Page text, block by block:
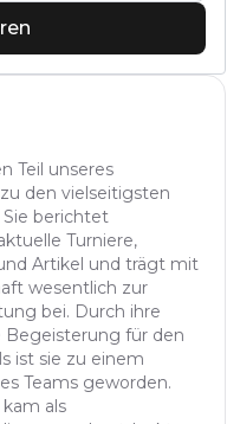
Teil unseres
den vielseitigsten
berichtet
Turniere,
Artikel und trägt mit
wesentlich zur
bei. Durch ihre
Begeisterung für den
ist sie zu einem
Teams geworden.
als